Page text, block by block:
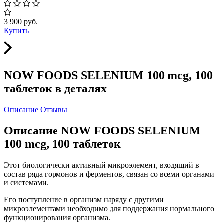
3 900 руб.
Купить
NOW FOODS SELENIUM 100 mcg, 100
таблеток в деталях
Описание Отзывы
Описание NOW FOODS SELENIUM
100 mcg, 100 таблеток
Этот биологически активный микроэлемент, входящий в
состав ряда гормонов и ферментов, связан со всеми органами
и системами.
Его поступление в организм наряду с другими
микроэлементами необходимо для поддержания нормального
функционирования организма.